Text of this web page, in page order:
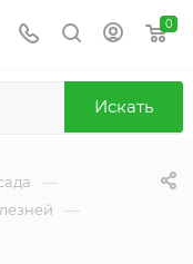
0
Искать
—
—